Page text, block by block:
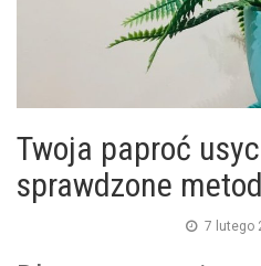
Twoja paproć
sprawdzone
7 lutego